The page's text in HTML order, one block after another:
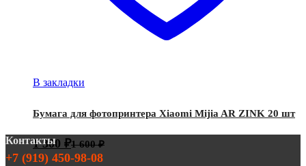
В закладки
Бумага для фотопринтера Xiaomi Mijia AR ZINK 20 шт
1 300 ₽1 600₽
Контакты
+7 (919) 450-98-08